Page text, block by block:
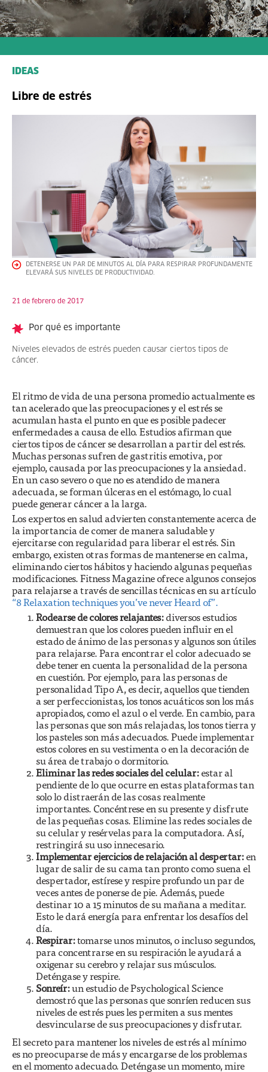
IDEAS
Libre de estrés
DETENERSE UN PAR DE MINUTOS AL DÍA PARA RESPIRAR PROFUNDAMENTE
ELEVARÁ SUS NIVELES DE PRODUCTIVIDAD.
21 de febrero de 2017
Por qué es importante
Niveles elevados de estrés pueden causar ciertos tipos de
cáncer.
El ritmo de vida de una persona promedio actualmente es
tan acelerado que las preocupaciones y el estrés se
acumulan hasta el punto en que es posible padecer
enfermedades a causa de ello. Estudios afirman que
ciertos tipos de cáncer se desarrollan a partir del estrés.
Muchas personas sufren de gastritis emotiva, por
ejemplo, causada por las preocupaciones y la ansiedad.
En un caso severo o que no es atendido de manera
adecuada, se forman úlceras en el estómago, lo cual
puede generar cáncer a la larga.
Los expertos en salud advierten constantemente acerca de
la importancia de comer de manera saludable y
ejercitarse con regularidad para liberar el estrés. Sin
embargo, existen otras formas de mantenerse en calma,
eliminando ciertos hábitos y haciendo algunas pequeñas
modificaciones. Fitness Magazine ofrece algunos consejos
para relajarse a través de sencillas técnicas en su artículo
“8 Relaxation techniques you’ve never Heard of”.
Rodearse de colores relajantes:diversos estudios
demuestran que los colores pueden influir en el
estado de ánimo de las personas y algunos son útiles
para relajarse. Para encontrar el color adecuado se
debe tener en cuenta la personalidad de la persona
en cuestión. Por ejemplo, para las personas de
personalidad Tipo A, es decir, aquellos que tienden
a ser perfeccionistas, los tonos acuáticos son los más
apropiados, como el azul o el verde. En cambio, para
las personas que son más relajadas, los tonos tierra y
los pasteles son más adecuados. Puede implementar
estos colores en su vestimenta o en la decoración de
su área de trabajo o dormitorio.
Eliminar las redes sociales del celular:estar al
pendiente de lo que ocurre en estas plataformas tan
solo lo distraerán de las cosas realmente
importantes. Concéntrese en su presente y disfrute
de las pequeñas cosas. Elimine las redes sociales de
su celular y resérvelas para la computadora. Así,
restringirá su uso innecesario.
Implementar ejercicios de relajación al despertar:en
lugar de salir de su cama tan pronto como suena el
despertador, estírese y respire profundo un par de
veces antes de ponerse de pie. Además, puede
destinar 10 a 15 minutos de su mañana a meditar.
Esto le dará energía para enfrentar los desafíos del
día.
Respirar:tomarse unos minutos, o incluso segundos,
para concentrarse en su respiración le ayudará a
oxigenar su cerebro y relajar sus músculos.
Deténgase y respire.
Sonreír:un estudio de Psychological Science
demostró que las personas que sonríen reducen sus
niveles de estrés pues les permiten a sus mentes
desvincularse de sus preocupaciones y disfrutar.
El secreto para mantener los niveles de estrés al mínimo
es no preocuparse de más y encargarse de los problemas
en el momento adecuado. Deténgase un momento, mire